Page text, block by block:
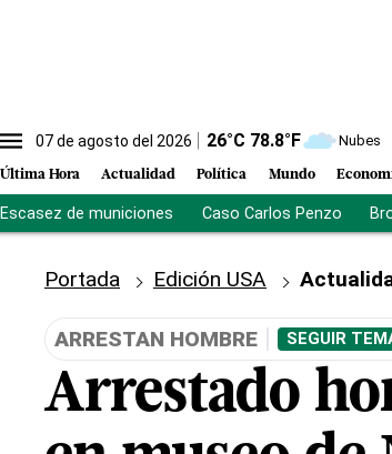
07 de agosto del 2026 26°C 78.8°F Nubes
Última Hora Actualidad Política Mundo
Escasez de municiones Caso Carlos Penzo
Portada Edición USA
ARRESTAN HOMBRE SEGUIR
Arrestado